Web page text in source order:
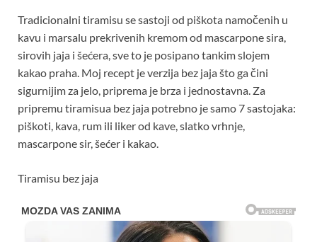
Tradicionalni tiramisu se sastoji od piškota namočenih u
kavu i marsalu prekrivenih kremom od mascarpone sira,
sirovih jaja i šećera, sve to je posipano tankim slojem
kakao praha. Moj recept je verzija bez jaja što ga čini
sigurnijim za jelo, priprema je brza i jednostavna. Za
pripremu tiramisua bez jaja potrebno je samo 7 sastojaka:
piškoti, kava, rum ili liker od kave, slatko vrhnje,
mascarpone sir, šećer i kakao.
Tiramisu bez jaja